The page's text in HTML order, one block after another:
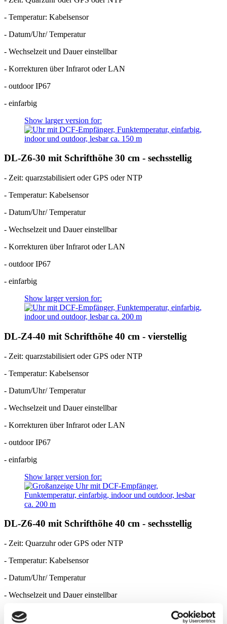
- Temperatur: Kabelsensor
- Datum/Uhr/ Temperatur
- Wechselzeit und Dauer einstellbar
- Korrekturen über Infrarot oder LAN
- outdoor IP67
- einfarbig
Show larger version for:
DL-Z6-30 mit Schrifthöhe 30 cm - sechsstellig
- Zeit: quarzstabilisiert oder GPS oder NTP
- Temperatur: Kabelsensor
- Datum/Uhr/ Temperatur
- Wechselzeit und Dauer einstellbar
- Korrekturen über Infrarot oder LAN
- outdoor IP67
- einfarbig
Show larger version for:
DL-Z4-40 mit Schrifthöhe 40 cm - vierstellig
- Zeit: quarzstabilisiert oder GPS oder NTP
- Temperatur: Kabelsensor
- Datum/Uhr/ Temperatur
- Wechselzeit und Dauer einstellbar
- Korrekturen über Infrarot oder LAN
- outdoor IP67
- einfarbig
Show larger version for:
DL-Z6-40 mit Schrifthöhe 40 cm - sechsstellig
- Zeit: Quarzuhr oder GPS oder NTP
- Temperatur: Kabelsensor
- Datum/Uhr/ Temperatur
- Wechselzeit und Dauer einstellbar
- Korrekturen über Infrarot oder LAN